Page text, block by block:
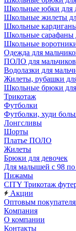
Школьные юбки для
Школьные жилеты
Школьные
Школьные сарафаны
Школьные
Одежда для
ПОЛО для мальчиков
Водолазки для
Жилеты, рубашки
Школьные брюки для
Трикотаж
Футболки
Футболки, худи
Лонгсливы
Шорты
Платье ПОЛО
Жилеты
Брюки для девочек
Для малышей с 98 по
Пижамы
CITY Трикотаж
Акции
Оптовым
Компания
О компании
Контакты